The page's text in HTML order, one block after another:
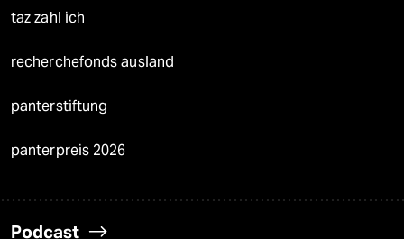
taz zahl ich
recherchefonds ausland
panterstiftung
panterpreis 2026
Podcast